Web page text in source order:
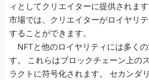
ィとしてクリエイターに提供されま
市場では、クリエイターがロイヤリ
することができます。
NFTと他のロイヤリティには多くの
す。 これらはブロックチェーン上の
ラクトに符号化されます。 セカンダ